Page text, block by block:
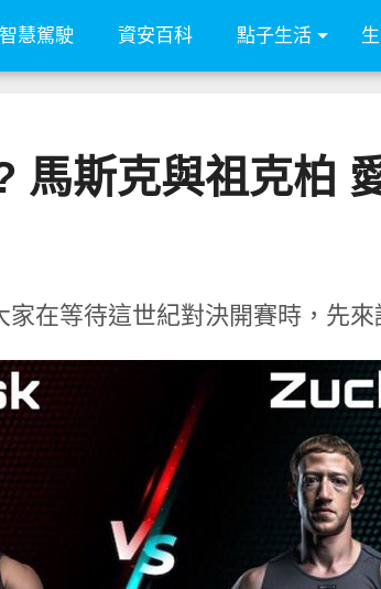
智慧駕駛 資安百科 點子生活
馬斯克與祖克柏
家在等待這世紀對決開賽時，先來